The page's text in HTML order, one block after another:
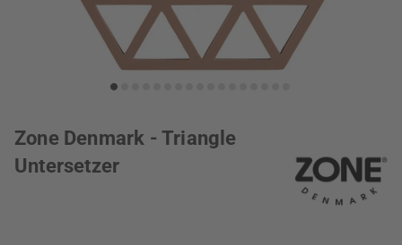
Zone Denmark - Triangle
Untersetzer